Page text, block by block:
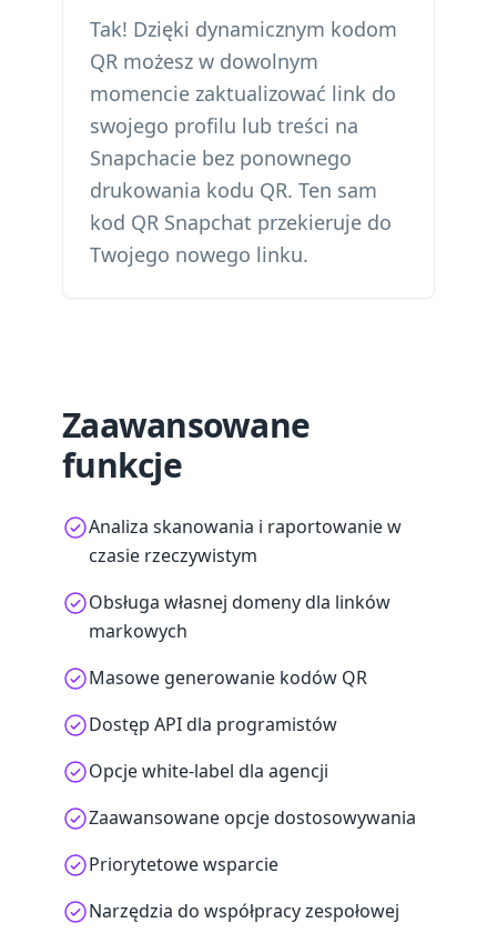
Tak! Dzięki dynamicznym kodom
QR możesz w dowolnym
momencie zaktualizować link do
swojego profilu lub treści na
Snapchacie bez ponownego
drukowania kodu QR. Ten sam
kod QR Snapchat przekieruje do
Twojego nowego linku.
Zaawansowane
funkcje
Analiza skanowania i raportowanie w
czasie rzeczywistym
Obsługa własnej domeny dla linków
markowych
Masowe generowanie kodów QR
Dostęp API dla programistów
Opcje white-label dla agencji
Zaawansowane opcje dostosowywania
Priorytetowe wsparcie
Narzędzia do współpracy zespołowej